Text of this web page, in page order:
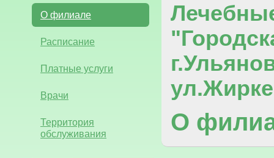
О филиале
Расписание
Платные услуги
Врачи
Территория
обслуживания
О